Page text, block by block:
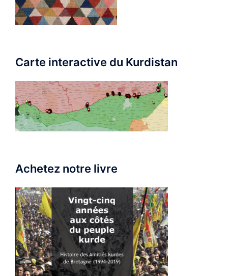
Carte interactive du Kurdistan
Achetez notre livre